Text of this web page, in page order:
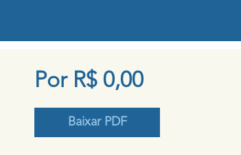
Por R$ 0,00
Baixar PDF